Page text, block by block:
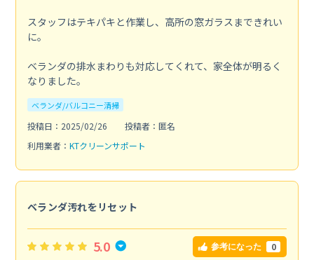
スタッフはテキパキと作業し、高所の窓ガラスまできれい
に。
ベランダの排水まわりも対応してくれて、家全体が明るく
なりました。
ベランダ/バルコニー清掃
投稿日：2025/02/26
投稿者：匿名
利用業者： KTクリーンサポート
ベランダ汚れをリセット
5.0 参考になった 0